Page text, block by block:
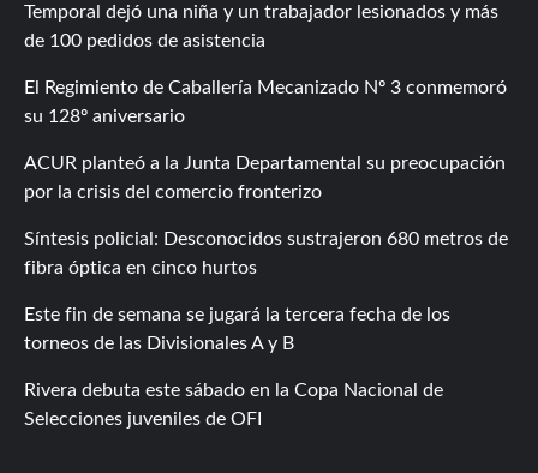
Temporal dejó una niña y un trabajador lesionados y más
de 100 pedidos de asistencia
El Regimiento de Caballería Mecanizado Nº 3 conmemoró
su 128º aniversario
ACUR planteó a la Junta Departamental su preocupación
por la crisis del comercio fronterizo
Síntesis policial: Desconocidos sustrajeron 680 metros de
fibra óptica en cinco hurtos
Este fin de semana se jugará la tercera fecha de los
torneos de las Divisionales A y B
Rivera debuta este sábado en la Copa Nacional de
Selecciones juveniles de OFI